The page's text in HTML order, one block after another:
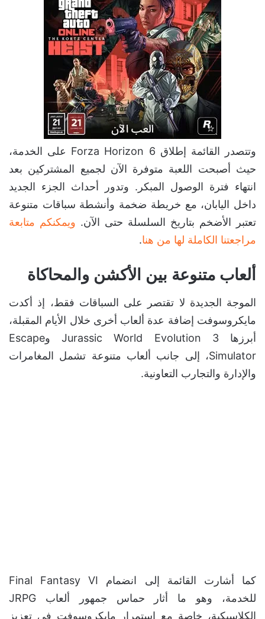
وتتصدر القائمة إطلاق Forza Horizon 6 على الخدمة،
حيث أصبحت اللعبة متوفرة الآن لجميع المشتركين بعد
انتهاء فترة الوصول المبكر. وتدور أحداث الجزء الجديد
داخل اليابان، مع خريطة ضخمة وأنشطة سباقات متنوعة
تعتبر الأضخم بتاريخ السلسلة حتى الآن. ويمكنكم متابعة
مراجعتنا الكاملة لها من هنا.
ألعاب متنوعة بين الأكشن والمحاكاة
الموجة الجديدة لا تقتصر على السباقات فقط، إذ أكدت
مايكروسوفت إضافة عدة ألعاب أخرى خلال الأيام المقبلة،
أبرزها Jurassic World Evolution 3 وEscape
Simulator، إلى جانب ألعاب متنوعة تشمل المغامرات
والإدارة والتجارب التعاونية.
كما أشارت القائمة إلى انضمام Final Fantasy VI
للخدمة، وهو ما أثار حماس جمهور ألعاب JRPG
الكلاسيكية، خاصة مع استمرار مايكروسوفت في تعزيز